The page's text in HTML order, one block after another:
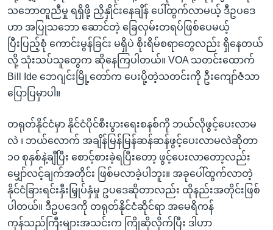
နေရာ
သို့
ကျော်
ရန်
သဘောတူညီမှု ရရှိဖို့ ညှိနှိုင်းနေချိန် ပေါ်ထွက်လာမယ့် ဒီဥပဒေ
ဟာ အပြုသဘော ဆောင်တဲ့ ခြေလှမ်းတရပ်ဖြစ်ပေမယ့်
ပြီးပြည့်စုံ ကောင်းမွန်ခြင်း မရှိပဲ စိုးရိမ်စရာတွေလည်း ရှိနေတယ်
လို့ သုံးသပ်သူတွေက ဆိုနေကြပါတယ်။ VOA သတင်းထောက်
Bill Ide ဘေဂျင်းမြို့တော်က ပေးပို့တဲ့သတင်းကို ဦးကျော်ဇံသာ
ပြောပြမှာပါ။
တရုတ်နိုင်ငံမှာ နိုင်ငံပိုင်စီးပွားရေးစနစ်ကို ဘယ်လိုဖွင့်ပေးလာမ
လဲ ၊ ဘယ်လောက် အချိန်မြန်မြန်ဆန်ဆန်ဖွင့်ပေးလာမလဲဆိုတာ
၁၀ စုနှစ်နဲ့ချီပြီး စောင့်စားခဲ့ရပြီးတော့ ဖွင့်ပေးလာတော့လည်း
မျှော်လင့်ချက်အတိုင်း ဖြစ်မလာခဲ့ပါဘူး။ အခုပေါ်ထွက်လာတဲ့
နိုင်ငံခြားရင်းနှီးမြှုပ်နှံမှု ဥပဒေဆိုတာလည်း ထိုနည်းအတိုင်းဖြစ်
ပါတယ်။ ဒီဥပဒေကို တရုတ်နိုင်ငံဆိုင်ရာ အမေရိကန်
ကုန်သည်ကြီးများအသင်းက ကြိုဆိုလိုက်ပြီး ဒါဟာ